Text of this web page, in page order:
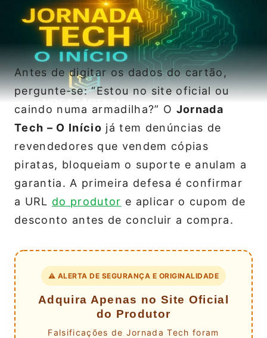
Antes de digitar os dados do cartão,
pergunte‑se: “Estou no site oficial ou
caindo numa armadilha?” O Jornada
Tech – O Início já tem denúncias de
revendedores que vendem cópias
piratas, bloqueiam o suporte e anulam a
garantia. A primeira defesa é confirmar
a URL do produtor e aplicar o cupom de
desconto antes de concluir a compra.
⚠️ ALERTA DE SEGURANÇA E ORIGINALIDADE
Adquira Apenas no Site Oficial
do Produtor
Falsificações de Jornada Tech foram